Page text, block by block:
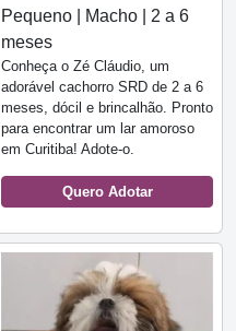
Pequeno | Macho | 2 a 6
meses
Conheça o Zé Cláudio, um
adorável cachorro SRD de 2 a 6
meses, dócil e brincalhão. Pronto
para encontrar um lar amoroso
em Curitiba! Adote-o.
Quero Adotar